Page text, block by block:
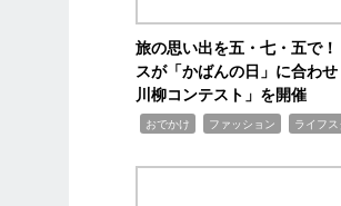
旅の思い出を五・七・五で
スが「かばんの日」に合わ
川柳コンテスト」を開催
おでかけ ファッション ライフ